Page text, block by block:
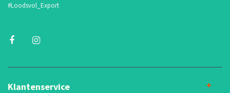
#Loodsvol_Export
Klantenservice